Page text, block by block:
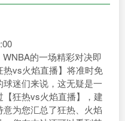
的一场精彩对决即
vs火焰直播】将准时免
迷们来说，这无疑是一
狂热vs火焰直播】，建
为您汇总了狂热、火焰